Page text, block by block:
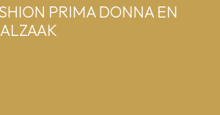
PRIMA DONNA EN